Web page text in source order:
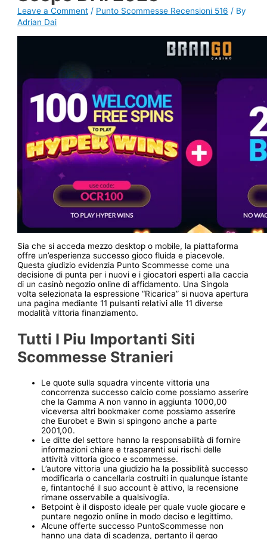
Leave a Comment / Punto Scommesse Recensioni 516 / By
Adrian Dai
Sia che si acceda mezzo desktop o mobile, la piattaforma
offre un’esperienza successo gioco fluida e piacevole.
Questa giudizio evidenzia Punto Scommesse come una
decisione di punta per i nuovi e i giocatori esperti alla caccia
di un casinò negozio online di affidamento. Una Singola
volta selezionata la espressione “Ricarica” si nuova apertura
una pagina mediante 11 pulsanti relativi alle 11 diverse
modalità vittoria finanziamento.
Tutti I Piu Importanti Siti
Scommesse Stranieri
Le quote sulla squadra vincente vittoria una
concorrenza successo calcio come possiamo asserire
che la Gamma A non vanno in aggiunta 1000,00
viceversa altri bookmaker come possiamo asserire
che Eurobet e Bwin si spingono anche a parte
2001,00.
Le ditte del settore hanno la responsabilità di fornire
informazioni chiare e trasparenti sui rischi delle
attività vittoria gioco e scommesse.
L’autore vittoria una giudizio ha la possibilità successo
modificarla o cancellarla costruiti in qualunque istante
e, fintantoché il suo account è attivo, la recensione
rimane osservabile a qualsivoglia.
Betpoint è il disposto ideale per quale vuole giocare e
puntare negozio online in modo deciso e legittimo.
Alcune offerte successo PuntoScommesse non
hanno una data di scadenza, pertanto il gergo